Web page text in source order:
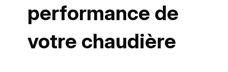
performance de
votre chaudière